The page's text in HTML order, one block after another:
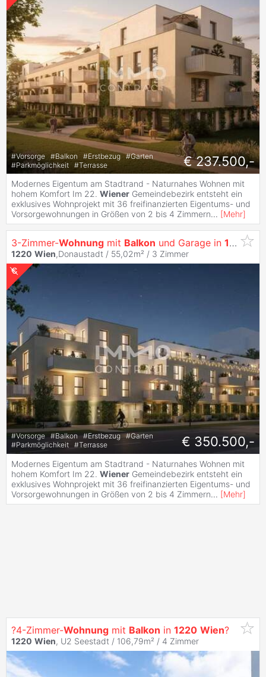
#Vorsorge #Balkon #Erstbezug #Garten
#Parkmöglichkeit #Terrasse € 237.500,-
Modernes Eigentum am Stadtrand - Naturnahes Wohnen mit
hohem Komfort Im 22. Wiener Gemeindebezirk entsteht ein
exklusives Wohnprojekt mit 36 freifinanzierten Eigentums- und
Vorsorgewohnungen in Größen von 2 bis 4 Zimmern... [Mehr]
3-Zimmer-Wohnung mit Balkon und Garage in 1220
1220 Wien,Donaustadt / 55,02m² / 3 Zimmer
#Vorsorge #Balkon #Erstbezug #Garten
#Parkmöglichkeit #Terrasse € 350.500,-
Modernes Eigentum am Stadtrand - Naturnahes Wohnen mit
hohem Komfort Im 22. Wiener Gemeindebezirk entsteht ein
exklusives Wohnprojekt mit 36 freifinanzierten Eigentums- und
Vorsorgewohnungen in Größen von 2 bis 4 Zimmern... [Mehr]
?4-Zimmer-Wohnung mit Balkon in 1220 Wien?
1220 Wien, U2 Seestadt / 106,79m² / 4 Zimmer